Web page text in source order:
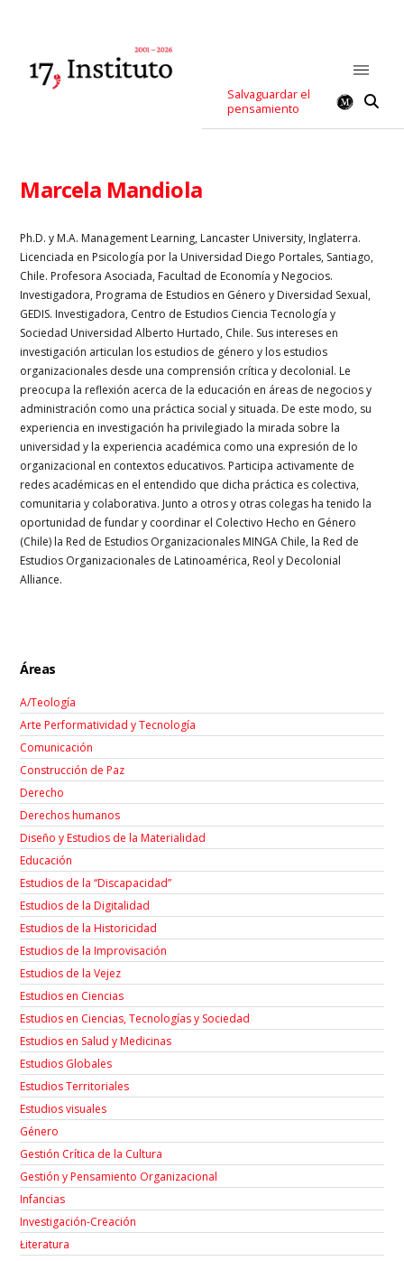
Salvaguardar el
pensamiento
Marcela Mandiola
Ph.D. y M.A. Management Learning, Lancaster University, Inglaterra.
Licenciada en Psicología por la Universidad Diego Portales, Santiago,
Chile. Profesora Asociada, Facultad de Economía y Negocios.
Investigadora, Programa de Estudios en Género y Diversidad Sexual,
GEDIS. Investigadora, Centro de Estudios Ciencia Tecnología y
Sociedad Universidad Alberto Hurtado, Chile. Sus intereses en
investigación articulan los estudios de género y los estudios
organizacionales desde una comprensión crítica y decolonial. Le
preocupa la reflexión acerca de la educación en áreas de negocios y
administración como una práctica social y situada. De este modo, su
experiencia en investigación ha privilegiado la mirada sobre la
universidad y la experiencia académica como una expresión de lo
organizacional en contextos educativos. Participa activamente de
redes académicas en el entendido que dicha práctica es colectiva,
comunitaria y colaborativa. Junto a otros y otras colegas ha tenido la
oportunidad de fundar y coordinar el Colectivo Hecho en Género
(Chile) la Red de Estudios Organizacionales MINGA Chile, la Red de
Estudios Organizacionales de Latinoamérica, Reol y Decolonial
Alliance.
Áreas
A/Teología
Arte Performatividad y Tecnología
Comunicación
Construcción de Paz
Derecho
Derechos humanos
Diseño y Estudios de la Materialidad
Educación
Estudios de la “Discapacidad”
Estudios de la Digitalidad
Estudios de la Historicidad
Estudios de la Improvisación
Estudios de la Vejez
Estudios en Ciencias
Estudios en Ciencias, Tecnologías y Sociedad
Estudios en Salud y Medicinas
Estudios Globales
Estudios Territoriales
Estudios visuales
Género
Gestión Crítica de la Cultura
Gestión y Pensamiento Organizacional
Infancias
Investigación-Creación
Łiteratura